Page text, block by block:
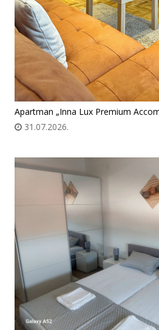
Apartman „Inna Lux Premium
31.07.2026.